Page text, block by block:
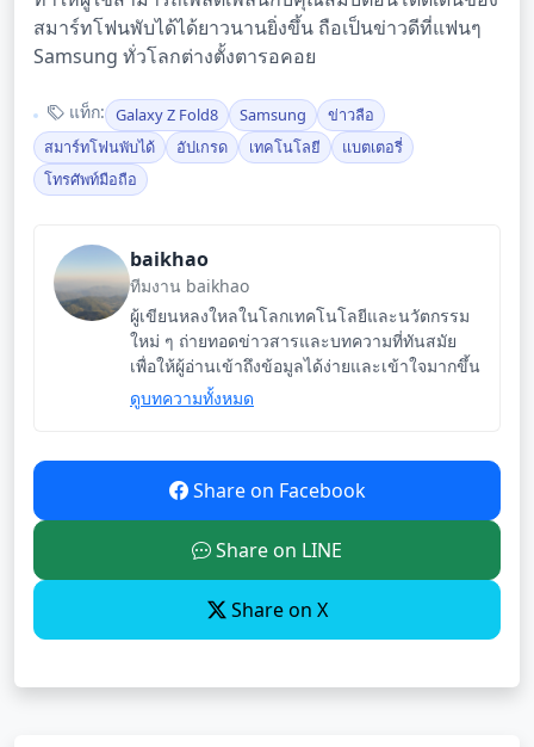
สมาร์ทโฟนพับได้ได้ยาวนานยิ่งขึ้น ถือเป็นข่าวดีที่แฟนๆ
Samsung ทั่วโลกต่างตั้งตารอคอย
แท็ก: Galaxy Z Fold8 Samsung
ข่าวลือ
สมาร์ทโฟนพับได้
อัปเกรด เทคโนโลยี
แบตเตอรี่
โทรศัพท์มือถือ
baikhao
ทีมงาน baikhao
ผู้เขียนหลงใหลในโลกเทคโนโลยีและนวัตกรรม
ใหม่ ๆ ถ่ายทอดข่าวสารและบทความที่ทันสมัย
เพื่อให้ผู้อ่านเข้าถึงข้อมูลได้ง่ายและเข้าใจมากขึ้น
ดูบทความทั้งหมด
Share on Facebook
Share on LINE
Share on X